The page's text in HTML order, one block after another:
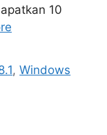
10
,Windows